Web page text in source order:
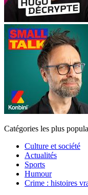
Catégories les plus
Culture et société
Actualités
Sports
Humour
Crime : histoires